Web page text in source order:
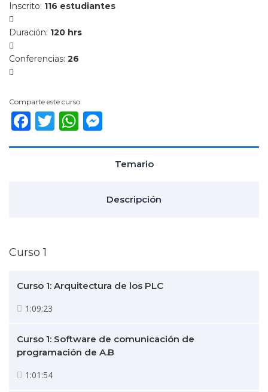
Inscrito: 116 estudiantes
Duración: 120 hrs
Conferencias: 26
Comparte este curso:
Facebook
TwitterWhatsApp
Temario
Descripción
Curso 1
Curso 1: Arquitectura de los PLC
1:09:23
Curso 1: Software de comunicación de
programación de A.B
1:01:54